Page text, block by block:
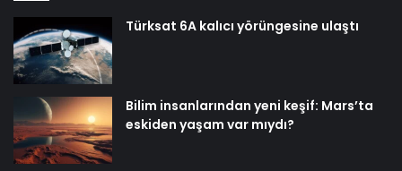
Türksat 6A kalıcı yörüngesine ulaştı
Bilim insanlarından yeni keşif: Mars’ta
eskiden yaşam var mıydı?